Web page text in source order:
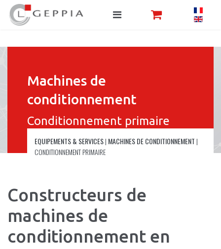
Machines de
conditionnement
Conditionnement primaire
EQUIPEMENTS & SERVICES| MACHINES DE CONDITIONNEMENT |
CONDITIONNEMENT PRIMAIRE
Constructeurs de
machines de
conditionnement en